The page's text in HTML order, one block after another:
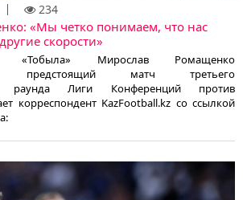
234
«Мы четко понимаем, что нас
скорости»
«Тобыла» Мирослав Ромащенко
предстоящий матч третьего
раунда Лиги Конференций против
корреспондент KazFootball.kz со ссылкой